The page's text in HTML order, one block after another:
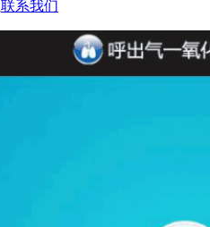
联系我们